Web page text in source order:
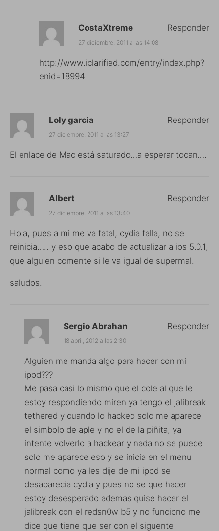
CostaXtreme
27 diciembre, 2011 a las 14:08
http://www.iclarified.com/entry/index.php?
enid=18994
Responder
Loly garcia
27 diciembre, 2011 a las 13:27
El enlace de Mac está saturado…a esperar tocan….
Responder
Albert
27 diciembre, 2011 a las 13:40
Hola, pues a mi me va fatal, cydia falla, no se
reinicia….. y eso que acabo de actualizar a ios 5.0.1,
que alguien comente si le va igual de supermal.
saludos.
Responder
Sergio Abrahan
18 abril, 2012 a las 2:30
Alguien me manda algo para hacer con mi
ipod???
Me pasa casi lo mismo que el cole al que le
estoy respondiendo miren ya tengo el jalibreak
tethered y cuando lo hackeo solo me aparece
el simbolo de aple y no el de la piñita, ya
intente volverlo a hackear y nada no se puede
solo me aparece eso y se inicia en el menu
normal como ya les dije de mi ipod se
desaparecia cydia y pues no se que hacer
estoy desesperado ademas quise hacer el
jalibreak con el redsn0w b5 y no funciono me
dice que tiene que ser con el siguente
Responder